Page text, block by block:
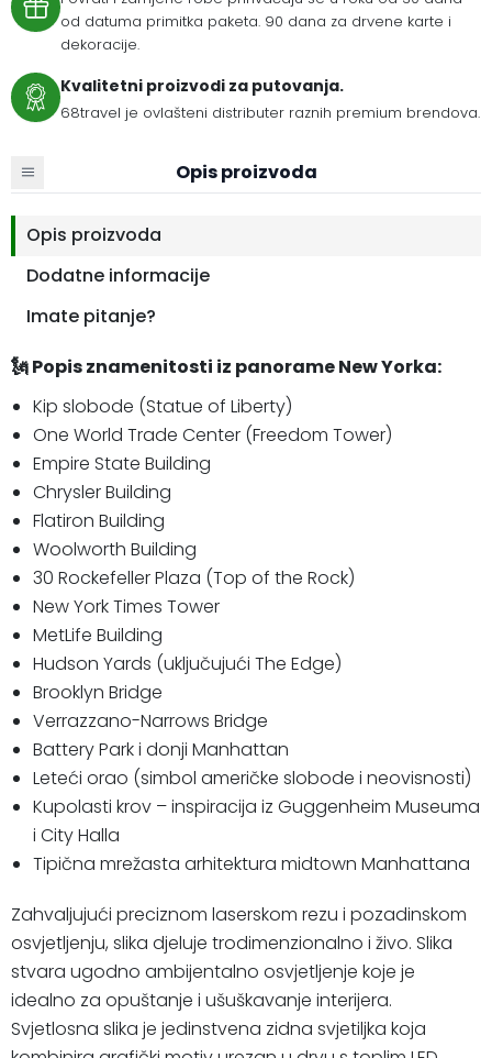
od datuma primitka paketa. 90 dana za drvene karte i
dekoracije.
Kvalitetni proizvodi za putovanja.
68travel je ovlašteni distributer raznih premium brendova.
Opis proizvoda
Opis proizvoda
Dodatne informacije
Imate pitanje?
🗽 Popis znamenitosti iz panorame New Yorka:
Kip slobode (Statue of Liberty)
One World Trade Center (Freedom Tower)
Empire State Building
Chrysler Building
Flatiron Building
Woolworth Building
30 Rockefeller Plaza (Top of the Rock)
New York Times Tower
MetLife Building
Hudson Yards (uključujući The Edge)
Brooklyn Bridge
Verrazzano-Narrows Bridge
Battery Park i donji Manhattan
Leteći orao (simbol američke slobode i neovisnosti)
Kupolasti krov – inspiracija iz Guggenheim Museuma
i City Halla
Tipična mrežasta arhitektura midtown Manhattana
Zahvaljujući preciznom laserskom rezu i pozadinskom
osvjetljenju, slika djeluje trodimenzionalno i živo. Slika
stvara ugodno ambijentalno osvjetljenje koje je
idealno za opuštanje i ušuškavanje interijera.
Svjetlosna slika je jedinstvena zidna svjetiljka koja